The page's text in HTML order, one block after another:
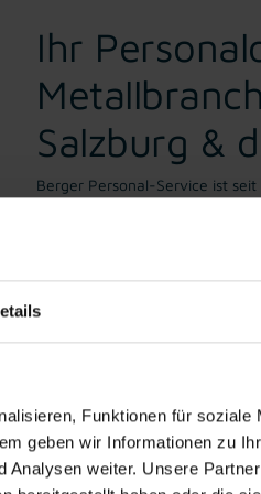
Funktionen für soziale
geben wir Informationen zu
weiter. Unsere
Ihr
Salzburg &
Berger Personal-Service ist
In Kombination mit unserem
&